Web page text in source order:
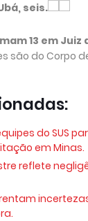
seis.
13 em Juiz
são do Corpo
do SUS
em Minas.
reflete